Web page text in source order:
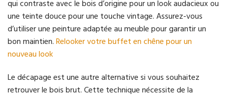
qui contraste avec le bois d’origine pour un look audacieux ou
une teinte douce pour une touche vintage. Assurez-vous
d’utiliser une peinture adaptée au meuble pour garantir un
bon maintien. Relooker votre buffet en chêne pour un
nouveau look
Le décapage est une autre alternative si vous souhaitez
retrouver le bois brut. Cette technique nécessite de la